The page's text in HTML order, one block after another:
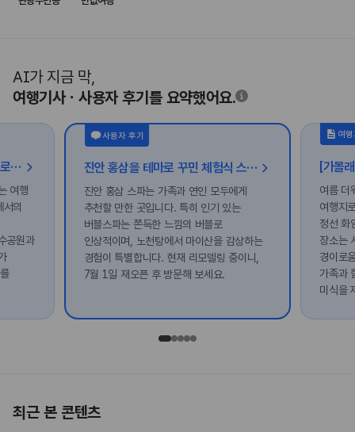
AI가 지금 막,
여행기사ㆍ사용자 후기를 요약했어요.
[바다도시] ‘1일 1해수욕장’, 슬기로운 여름방학을 위한 여수 여행
여행
의
공원과
사용자 후기
진안 홍삼을 테마로 꾸민 체험식 스파, 진안 홍삼스파
진안 홍삼 스파는 가족과 연인 모두에게
추천할 만한 곳입니다. 특히 인기 있는
버블스파는 쫀득한 느낌의 버블로
인상적이며, 노천탕에서 마이산을 감상하는
경험이 특별합니다. 현재 리모델링 중이니,
7월 1일 재오픈 후 방문해 보세요.
여
여름 더
여행지
정선 화
장소는
경이로
가족과
미식을
최근 본 콘텐츠